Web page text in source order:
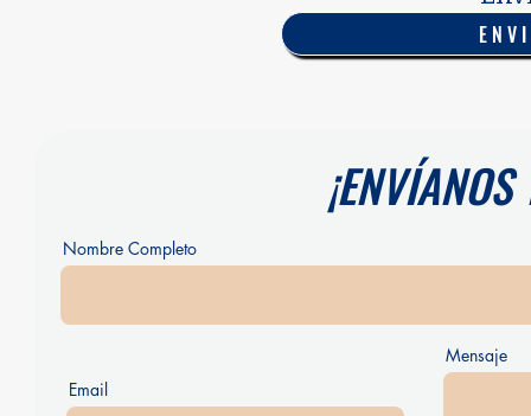
Nombre Completo
Email
Mensaje